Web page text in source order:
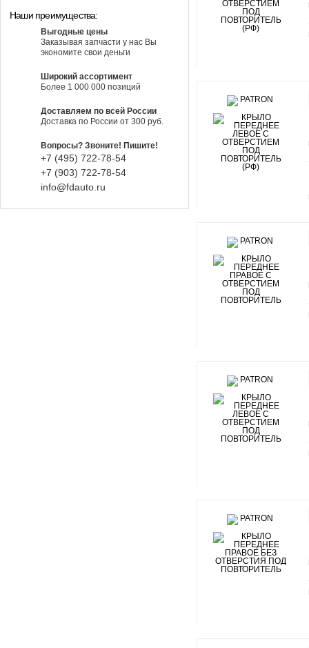
Наши преимущества:
Выгодные цены
Заказывая запчасти у нас Вы
экономите свои деньги
Широкий ассортимент
Более 1 000 000 позиций
Доставляем по всей России
Доставка по России от 300 руб.
Вопросы? Звоните! Пишите!
+7 (495) 722-78-54
+7 (903) 722-78-54
info@fdauto.ru